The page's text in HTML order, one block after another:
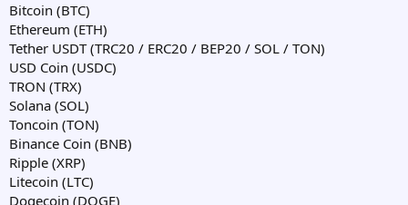
Bitcoin (BTC)
Ethereum (ETH)
Tether USDT (TRC20 / ERC20 / BEP20 / SOL / TON)
USD Coin (USDC)
TRON (TRX)
Solana (SOL)
Toncoin (TON)
Binance Coin (BNB)
Ripple (XRP)
Litecoin (LTC)
Dogecoin (DOGE)